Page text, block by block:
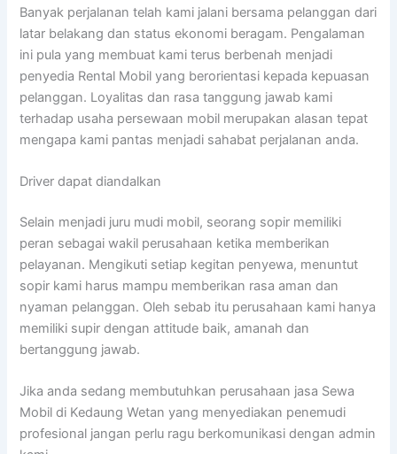
Banyak perjalanan telah kami jalani bersama pelanggan dari
latar belakang dan status ekonomi beragam. Pengalaman
ini pula yang membuat kami terus berbenah menjadi
penyedia Rental Mobil yang berorientasi kepada kepuasan
pelanggan. Loyalitas dan rasa tanggung jawab kami
terhadap usaha persewaan mobil merupakan alasan tepat
mengapa kami pantas menjadi sahabat perjalanan anda.
Driver dapat diandalkan
Selain menjadi juru mudi mobil, seorang sopir memiliki
peran sebagai wakil perusahaan ketika memberikan
pelayanan. Mengikuti setiap kegitan penyewa, menuntut
sopir kami harus mampu memberikan rasa aman dan
nyaman pelanggan. Oleh sebab itu perusahaan kami hanya
memiliki supir dengan attitude baik, amanah dan
bertanggung jawab.
Jika anda sedang membutuhkan perusahaan jasa Sewa
Mobil di Kedaung Wetan yang menyediakan penemudi
profesional jangan perlu ragu berkomunikasi dengan admin